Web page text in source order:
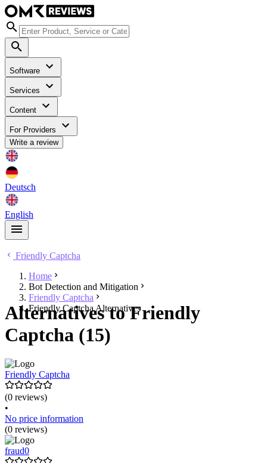
Software
Services
Content
For Providers
Write a review
Deutsch
English
Friendly Captcha
Home
Bot Detection and Mitigation
Friendly Captcha
Friendly Captcha Alternatives
Alternatives to Friendly
Captcha (15)
Friendly Captcha
(0 reviews)
•
No price information
(0 reviews)
fraud0